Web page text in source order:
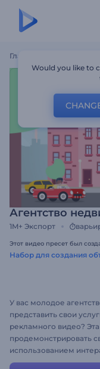
Главная
Агентство
1M+ Экспорт
Этот видео пресет был
Набор для создания
У вас молодое
представить свои
рекламного видео?
продемонстрировать
использованием
персонажей. Не
Would you like to